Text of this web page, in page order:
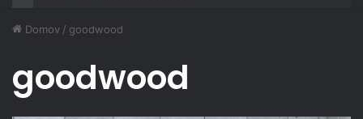
Domov / goodwood
goodwood